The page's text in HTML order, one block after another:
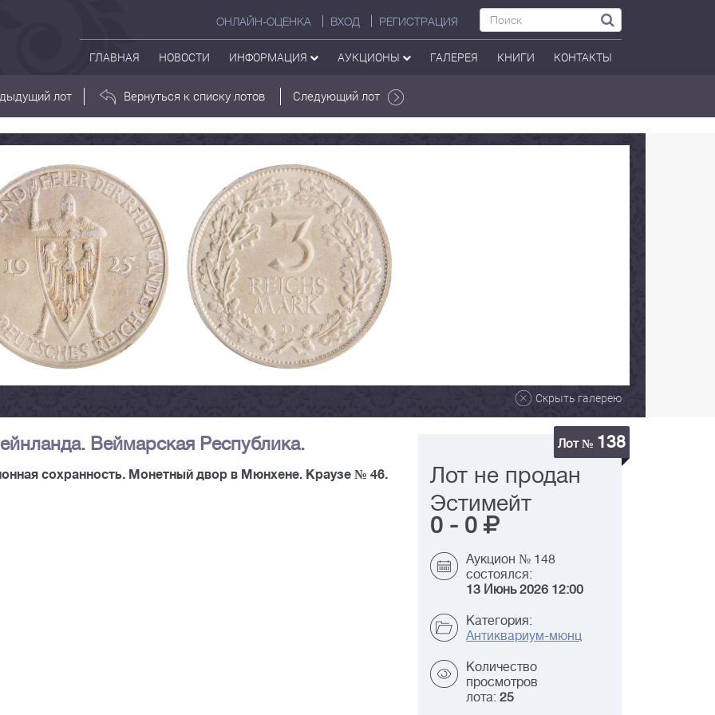
ОНЛАЙН-ОЦЕНКА ВХОД РЕГИСТРАЦИЯ
ГЛАВНАЯ НОВОСТИ ИНФОРМАЦИЯ АУКЦИОНЫ ГАЛЕРЕЯ КНИГИ КОНТАКТЫ
лот Вернуться к списку лотов Следующий лот
Скрыть галерею
Веймарская Республика.
сохранность. Монетный двор в Мюнхене. Краузе № 46.
Лот № 138
Лот не продан
Эстимейт
0 - 0
Аукцион № 148
состоялся:
13 Июнь 2026 12:00
Категория:
Антиквариум-мюнц
Количество
просмотров
лота: 25